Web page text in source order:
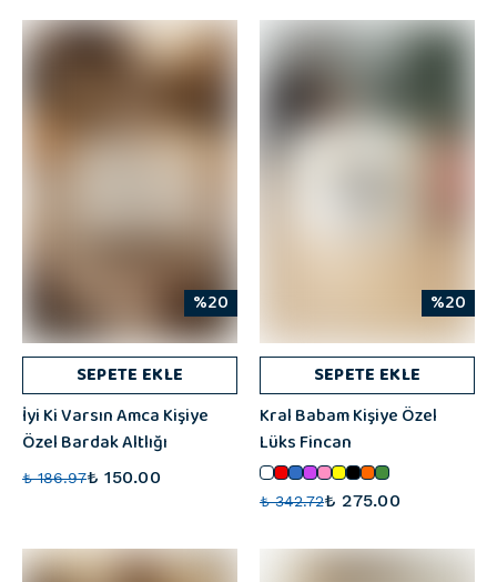
%20
SEPETE EKLE
İyi Ki Varsın Amca Kişiye
Özel Bardak Altlığı
₺ 186.97₺ 150.00
%20
SEPETE EKLE
Kral Babam Kişiye Özel
Lüks Fincan
₺ 342.72₺ 275.00